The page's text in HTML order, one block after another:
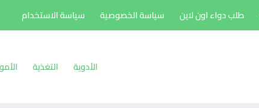
طلب دواء اون لاين سياسة الخصوصية سياسة الاستخدام
الأدوية التغذية